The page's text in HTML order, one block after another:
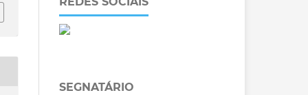
SEGNATÁRIO